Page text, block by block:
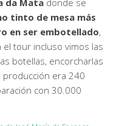
tinto de mesa más
en ser embotellado,
el tour incluso vimos las
botellas, encorcharlas
producción era 240
con 30.000